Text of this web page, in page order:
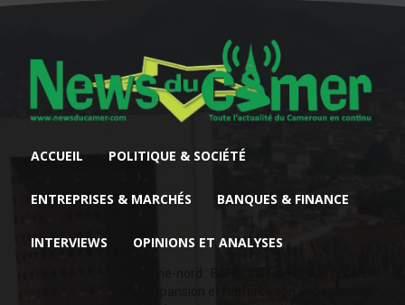
ACCUEIL POLITIQUE & SOCIÉTÉ
ENTREPRISES & MARCHÉS BANQUES & FINANCE
INTERVIEWS OPINIONS ET ANALYSES